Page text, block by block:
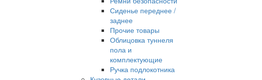
Сиденье переднее /
заднее
Прочие товары
Облицовка туннеля
пола и
комплектующие
Ручка подлокотника